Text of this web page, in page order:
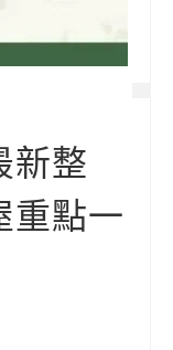
新整
重點一